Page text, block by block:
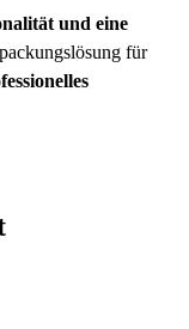
und eine
für